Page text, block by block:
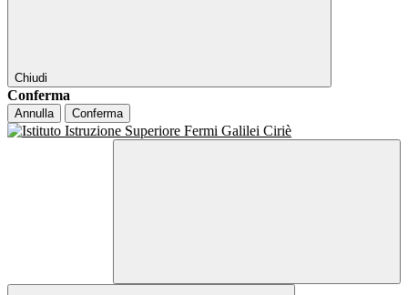
Chiudi
Conferma
Annulla Conferma